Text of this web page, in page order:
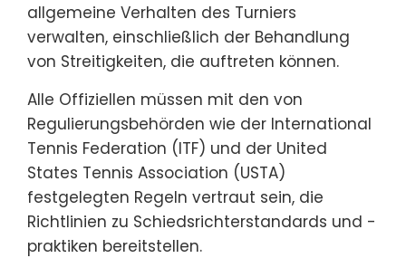
allgemeine Verhalten des Turniers
verwalten, einschließlich der Behandlung
von Streitigkeiten, die auftreten können.
Alle Offiziellen müssen mit den von
Regulierungsbehörden wie der International
Tennis Federation (ITF) und der United
States Tennis Association (USTA)
festgelegten Regeln vertraut sein, die
Richtlinien zu Schiedsrichterstandards und -
praktiken bereitstellen.